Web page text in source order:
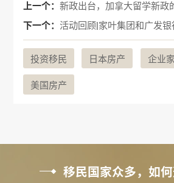
上一个： 新政出台，加拿大留学新政
下一个：
投资移民 日本房产 企业
美国房产
移民国家众多，如何